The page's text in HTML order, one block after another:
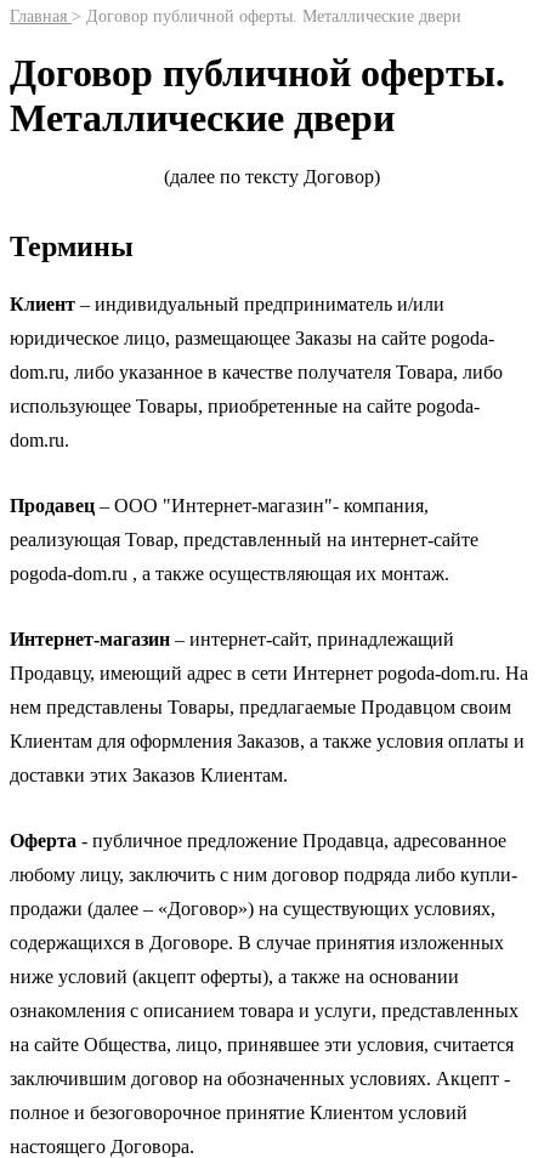
Главная > Договор публичной оферты. Металлические двери
Договор публичной оферты.
Металлические двери
(далее по тексту Договор)
Термины
Клиент – индивидуальный предприниматель и/или
юридическое лицо, размещающее Заказы на сайте pogoda-
dom.ru, либо указанное в качестве получателя Товара, либо
использующее Товары, приобретенные на сайте pogoda-
dom.ru.
Продавец – ООО "Интернет-магазин"- компания,
реализующая Товар, представленный на интернет-сайте
pogoda-dom.ru , а также осуществляющая их монтаж.
Интернет-магазин – интернет-сайт, принадлежащий
Продавцу, имеющий адрес в сети Интернет pogoda-dom.ru. На
нем представлены Товары, предлагаемые Продавцом своим
Клиентам для оформления Заказов, а также условия оплаты и
доставки этих Заказов Клиентам.
Оферта - публичное предложение Продавца, адресованное
любому лицу, заключить с ним договор подряда либо купли-
продажи (далее – «Договор») на существующих условиях,
содержащихся в Договоре. В случае принятия изложенных
ниже условий (акцепт оферты), а также на основании
ознакомления с описанием товара и услуги, представленных
на сайте Общества, лицо, принявшее эти условия, считается
заключившим договор на обозначенных условиях. Акцепт -
полное и безоговорочное принятие Клиентом условий
настоящего Договора.